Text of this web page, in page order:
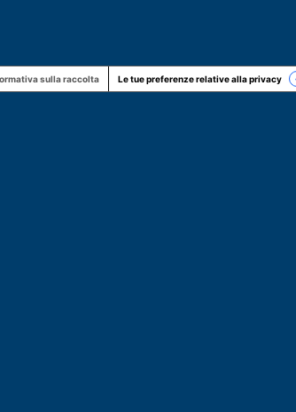
sulla raccolta Le tue preferenze relative alla privacy